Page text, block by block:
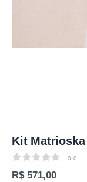
Kit
0.0
0.0
R$ 571,00